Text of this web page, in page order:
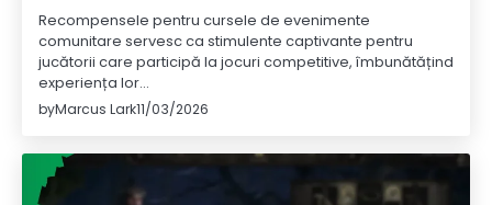
Recompensele pentru cursele de evenimente
comunitare servesc ca stimulente captivante pentru
jucătorii care participă la jocuri competitive, îmbunătățind
experiența lor…
byMarcus Lark11/03/2026